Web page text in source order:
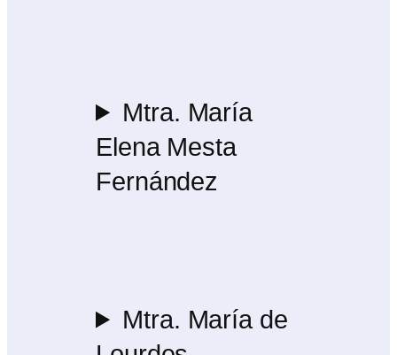
Mtra. María
Elena Mesta
Fernández
Mtra. María de